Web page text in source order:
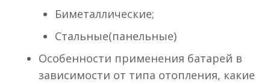
Биметаллические;
Стальные(панельные)
Особенности применения батарей в
зависимости от типа отопления, какие